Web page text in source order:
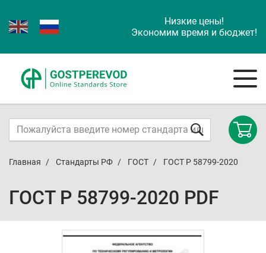
Низкие цены!
Экономим время и бюджет!
Главная Стандарты РФ ГОСТ ГОСТ Р 58799-2020
ГОСТ Р 58799-2020 PDF